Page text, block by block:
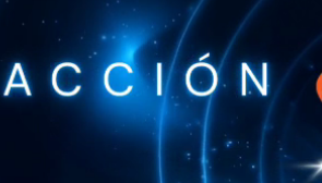
Club
Ranking DAMAS CUARTA
Estatura
Peso
Estilo Juego